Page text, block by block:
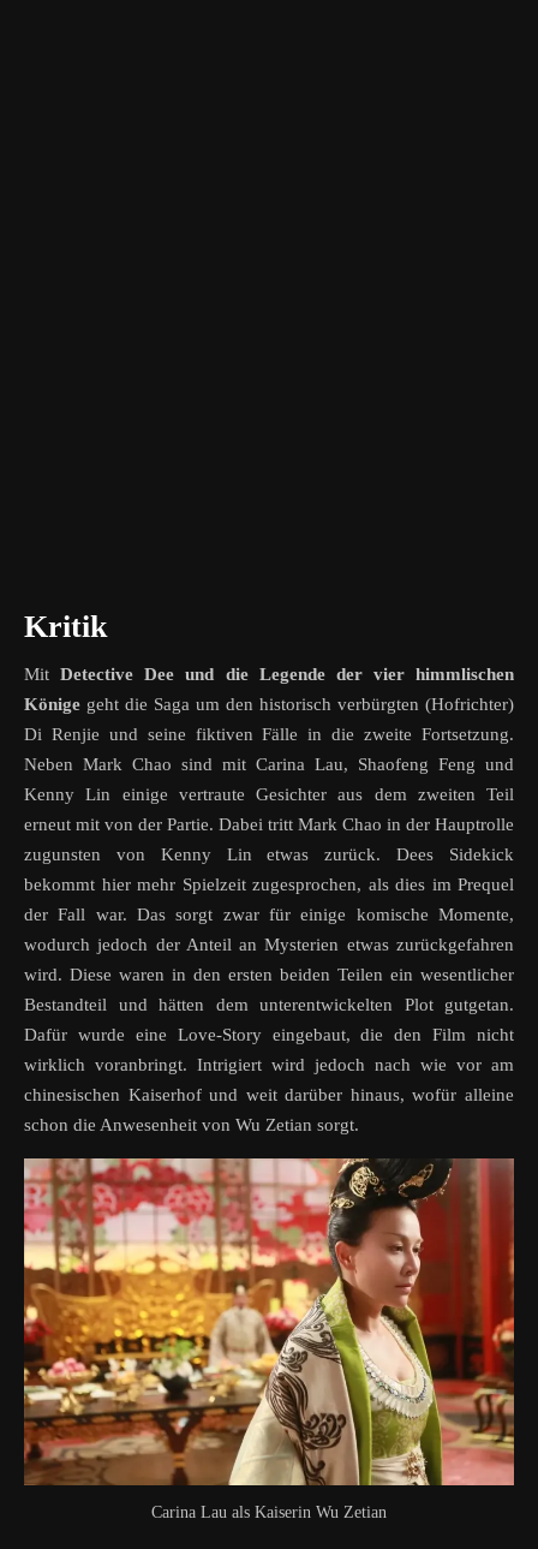
Kritik
MitDetective Dee und die Legende der vier himmlischen
Könige geht die Saga um den historisch verbürgten (Hofrichter)
Di Renjie und seine fiktiven Fälle in die zweite Fortsetzung.
Neben Mark Chao sind mit Carina Lau, Shaofeng Feng und
Kenny Lin einige vertraute Gesichter aus dem zweiten Teil
erneut mit von der Partie. Dabei tritt Mark Chao in der Hauptrolle
zugunsten von Kenny Lin etwas zurück. Dees Sidekick
bekommt hier mehr Spielzeit zugesprochen, als dies im Prequel
der Fall war. Das sorgt zwar für einige komische Momente,
wodurch jedoch der Anteil an Mysterien etwas zurückgefahren
wird. Diese waren in den ersten beiden Teilen ein wesentlicher
Bestandteil und hätten dem unterentwickelten Plot gutgetan.
Dafür wurde eine Love-Story eingebaut, die den Film nicht
wirklich voranbringt. Intrigiert wird jedoch nach wie vor am
chinesischen Kaiserhof und weit darüber hinaus, wofür alleine
schon die Anwesenheit von Wu Zetian sorgt.
Carina Lau als Kaiserin Wu Zetian